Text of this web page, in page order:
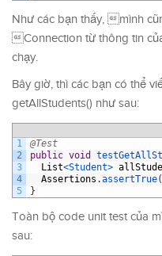
Như các bạn thấy, mình
Connection từ thông tin của
chạy.
Bây giờ, thì các bạn có thể
getAllStudents() như sau:
1
2
3
4
5
@Test
public void
List<Student>
Assertions .assertTrue(
}
Toàn bộ code unit test của
sau: